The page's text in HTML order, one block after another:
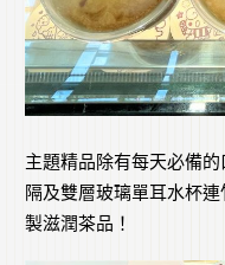
主題精品除有每天必備
隔及雙層玻璃單耳水杯
製滋潤茶品！